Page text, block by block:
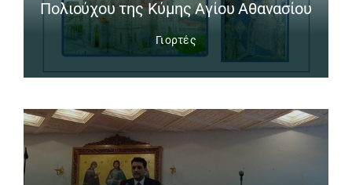
Πολιούχου της Κύμης Αγίου Αθανασίου
Γιορτές